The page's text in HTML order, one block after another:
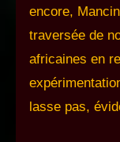
encore,
traversée de
africaines en
lasse pas,